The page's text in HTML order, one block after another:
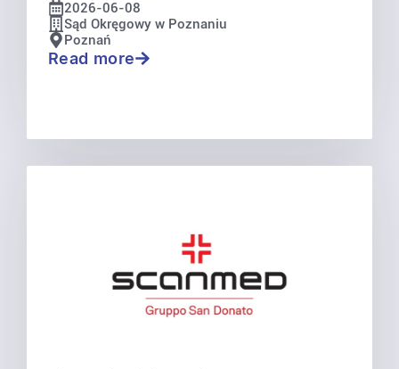
2026-06-08
Sąd Okręgowy w Poznaniu
Poznań
Read more